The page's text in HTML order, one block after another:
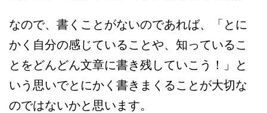
なので、書くことがないのであれば、「とに
かく自分の感じていることや、知っているこ
とをどんどん文章に書き残していこう！」と
いう思いでとにかく書きまくることが大切な
のではないかと思います。